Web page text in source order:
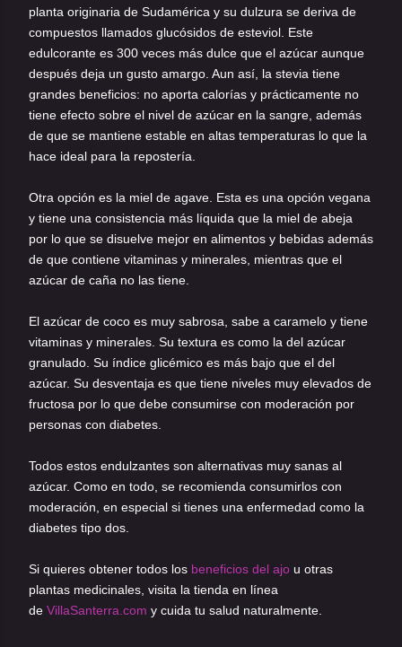
planta originaria de Sudamérica y su dulzura se deriva de
compuestos llamados glucósidos de esteviol. Este
edulcorante es 300 veces más dulce que el azúcar aunque
después deja un gusto amargo. Aun así, la stevia tiene
grandes beneficios: no aporta calorías y prácticamente no
tiene efecto sobre el nivel de azúcar en la sangre, además
de que se mantiene estable en altas temperaturas lo que la
hace ideal para la repostería.
Otra opción es la miel de agave. Esta es una opción vegana
y tiene una consistencia más líquida que la miel de abeja
por lo que se disuelve mejor en alimentos y bebidas además
de que contiene vitaminas y minerales, mientras que el
azúcar de caña no las tiene.
El azúcar de coco es muy sabrosa, sabe a caramelo y tiene
vitaminas y minerales. Su textura es como la del azúcar
granulado. Su índice glicémico es más bajo que el del
azúcar. Su desventaja es que tiene niveles muy elevados de
fructosa por lo que debe consumirse con moderación por
personas con diabetes.
Todos estos endulzantes son alternativas muy sanas al
azúcar. Como en todo, se recomienda consumirlos con
moderación, en especial si tienes una enfermedad como la
diabetes tipo dos.
Si quieres obtener todos los beneficios del ajo u otras
plantas medicinales, visita la tienda en línea
de VillaSanterra.com y cuida tu salud naturalmente.